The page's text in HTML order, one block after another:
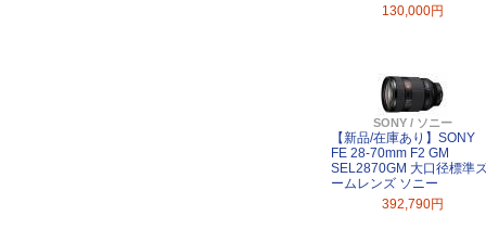
130,000円
SONY / ソニー
【新品/在庫あり】SONY
FE 28-70mm F2 GM
SEL2870GM 大口径標準
ームレンズ ソニー
392,790円